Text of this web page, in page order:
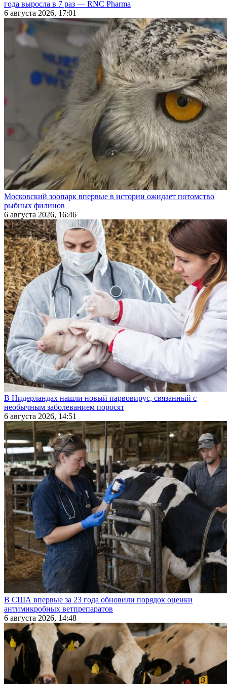
года выросла в 7 раз — RNC Pharma
6 августа 2026, 17:01
Московский зоопарк впервые в истории ожидает потомство
рыбных филинов
6 августа 2026, 16:46
В Нидерландах нашли новый парвовирус, связанный с
необычным заболеванием поросят
6 августа 2026, 14:51
В США впервые за 23 года обновили порядок оценки
антимикробных ветпрепаратов
6 августа 2026, 14:48